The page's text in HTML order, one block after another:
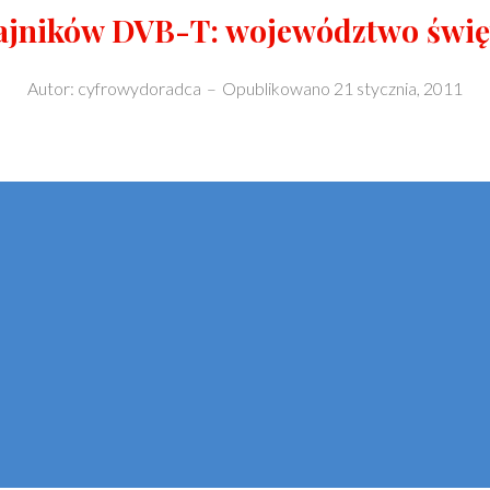
DVB-T: województwo
Autor: cyfrowydoradca – Opublikowano 21 stycznia, 2011